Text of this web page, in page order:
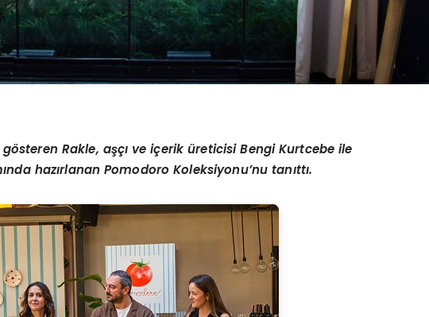
gösteren Rakle, aşçı ve içeriküreticisi Bengi Kurtcebe ile
hazırlanan Pomodoro Koleksiyonu’nu tanıttı.